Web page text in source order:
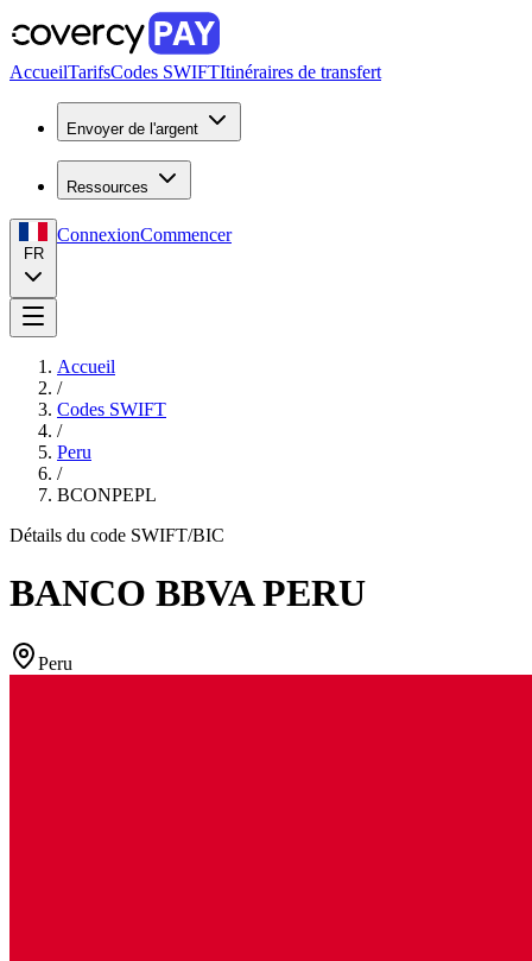
AccueilTarifsCodes SWIFTItinéraires de transfert
Envoyer de l'argent
Ressources
FR
ConnexionCommencer
Accueil
/
Codes SWIFT
/
Peru
/
BCONPEPL
Détails du code SWIFT/BIC
BANCO BBVA PERU
Peru